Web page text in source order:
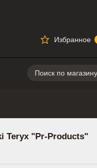
Избранное
Teryx "Pr-Products"